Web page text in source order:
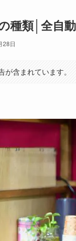
種類│全自
28日
含まれています。